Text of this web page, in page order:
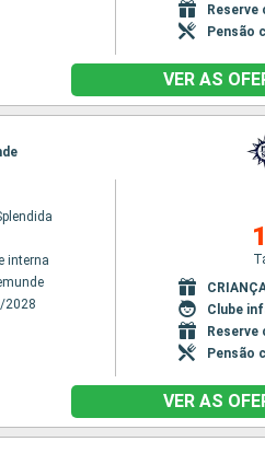
Reserve
Pensão
VER AS
interna
2028
Clube
Reserve
Pensão
VER AS